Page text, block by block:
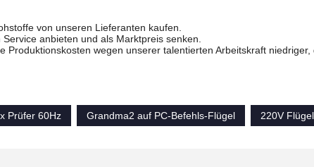
von unseren Lieferanten kaufen.
anbieten und als Marktpreis senken.
Produktionskosten wegen unserer talentierten Arbeitskraft
Prüfer 60Hz
Grandma2 auf PC-Befehls-Flügel 220V